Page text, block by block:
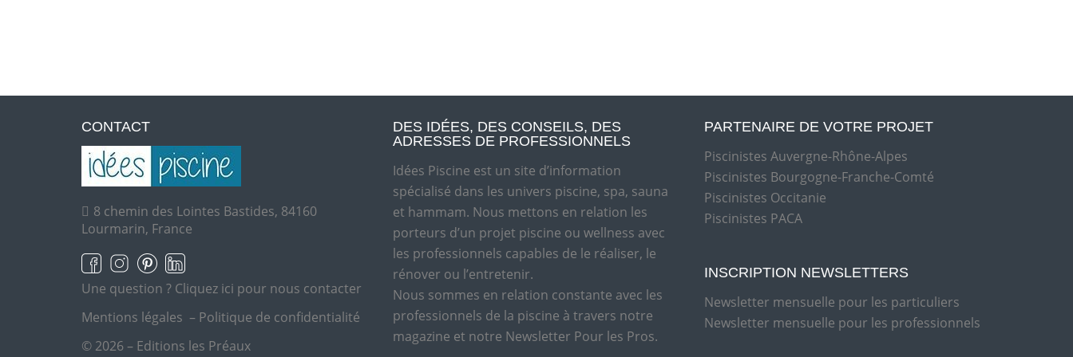
CONTACT
8 chemin des Lointes Bastides, 84160
Lourmarin, France
Une question ? Cliquez ici pour nous contacter
Mentions légales – Politique de confidentialité
© 2026 – Editions les Préaux
DES IDÉES, DES CONSEILS, DES
ADRESSES DE PROFESSIONNELS
Idées Piscine est un site d’information
spécialisé dans les univers piscine, spa, sauna
et hammam. Nous mettons en relation les
porteurs d’un projet piscine ou wellness avec
les professionnels capables de le réaliser, le
rénover ou l’entretenir.
Nous sommes en relation constante avec les
professionnels de la piscine à travers notre
magazine et notre Newsletter Pour les Pros.
PARTENAIRE DE VOTRE PROJET
Piscinistes Auvergne-Rhône-Alpes
Piscinistes Bourgogne-Franche-Comté
Piscinistes Occitanie
Piscinistes PACA
INSCRIPTION NEWSLETTERS
Newsletter mensuelle pour les particuliers
Newsletter mensuelle pour les professionnels